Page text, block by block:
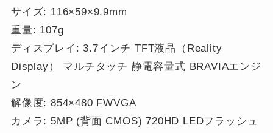
サイズ: 116×59×9.9mm
重量: 107g
ディスプレイ: 3.7インチ TFT液晶（Reality
Display） マルチタッチ 静電容量式 BRAVIAエンジ
ン
解像度: 854×480 FWVGA
カメラ: 5MP (背面 CMOS) 720HD LEDフラッシュ